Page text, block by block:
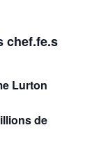
chef.fe.s
Lurton
de